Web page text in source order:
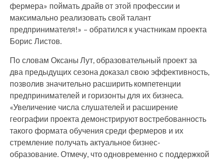
фермера» поймать драйв от этой профессии и
максимально реализовать свой талант
предпринимателя!» – обратился к участникам проекта
Борис Листов.
По словам Оксаны Лут, образовательный проект за
два предыдущих сезона доказал свою эффективность,
позволив значительно расширить компетенции
предпринимателей и горизонты для их бизнеса.
«Увеличение числа слушателей и расширение
географии проекта демонстрируют востребованность
такого формата обучения среди фермеров и их
стремление получать актуальное бизнес-
образование. Отмечу, что одновременно с поддержкой